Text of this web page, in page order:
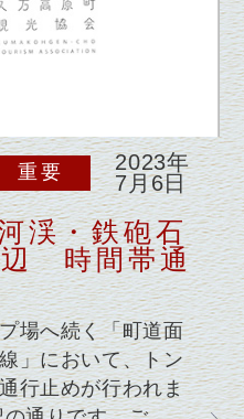
重要
2023年
7月6日
渓・鉄砲石
辺 時間帯通
場へ続く「町道面
」において、トン
行止めが行われま